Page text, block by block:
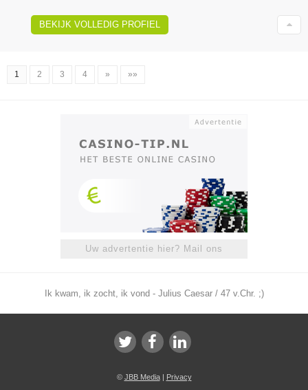
BEKIJK VOLLEDIG PROFIEL
1 2 3 4 » »»
Uw advertentie hier? Mail ons
Ik kwam, ik zocht, ik vond - Julius Caesar / 47 v.Chr. ;)
© JBB Media| Privacy